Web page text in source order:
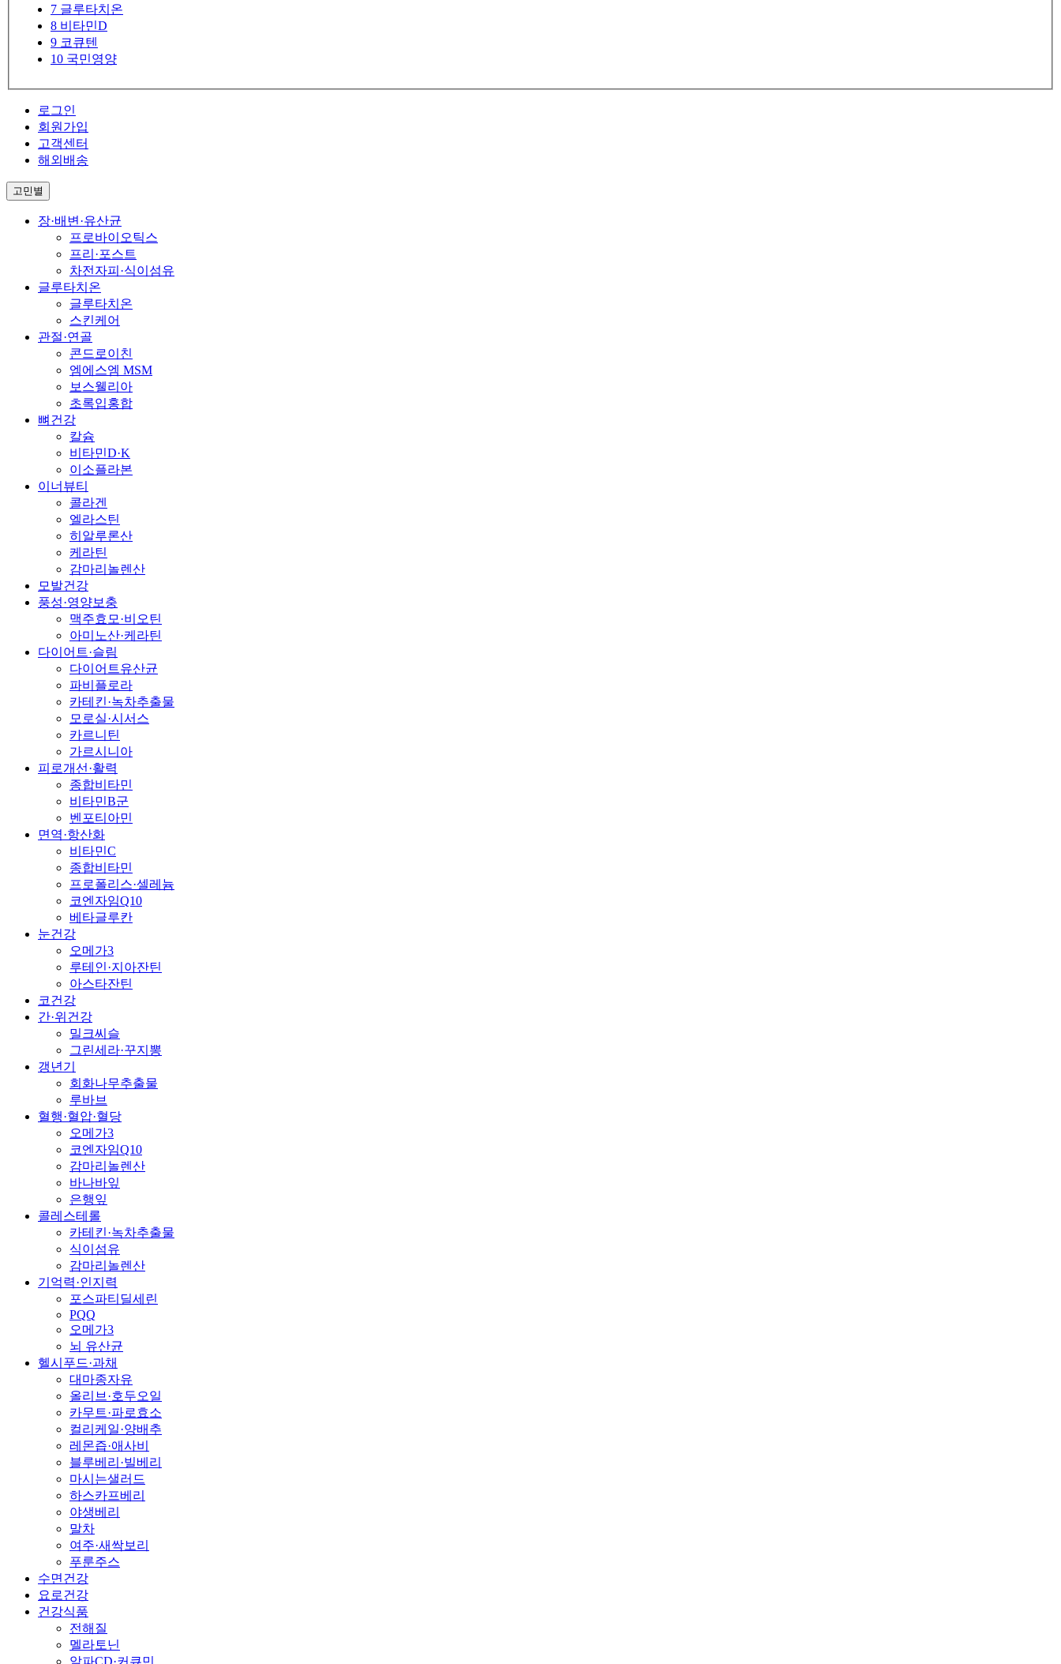
7 글루타치온
8 비타민D
9 코큐텐
10 국민영양
로그인
회원가입
고객센터
해외배송
고민별
장·배변·유산균
프로바이오틱스
프리·포스트
차전자피·식이섬유
글루타치온
글루타치온
스킨케어
관절·연골
콘드로이친
엠에스엠 MSM
보스웰리아
초록입홍합
뼈건강
칼슘
비타민D·K
이소플라본
이너뷰티
콜라겐
엘라스틴
히알루론산
케라틴
감마리놀렌산
모발건강
풍성·영양보충
맥주효모·비오틴
아미노산·케라틴
다이어트·슬림
다이어트유산균
파비플로라
카테킨·녹차추출물
모로실·시서스
카르니틴
가르시니아
피로개선·활력
종합비타민
비타민B군
벤포티아민
면역·항산화
비타민C
종합비타민
프로폴리스·셀레늄
코엔자임Q10
베타글루칸
눈건강
오메가3
루테인·지아잔틴
아스타잔틴
코건강
간·위건강
밀크씨슬
그린세라·꾸지뽕
갱년기
회화나무추출물
루바브
혈행·혈압·혈당
오메가3
코엔자임Q10
감마리놀렌산
바나바잎
은행잎
콜레스테롤
카테킨·녹차추출물
식이섬유
감마리놀렌산
기억력·인지력
포스파티딜세린
PQQ
오메가3
뇌 유산균
헬시푸드·과채
대마종자유
올리브·호두오일
카무트·파로효소
컬리케일·양배추
레몬즙·애사비
블루베리·빌베리
마시는샐러드
하스카프베리
야생베리
말차
여주·새싹보리
푸룬주스
수면건강
요로건강
건강식품
전해질
멜라토닌
알파CD·커큐민